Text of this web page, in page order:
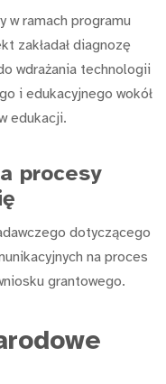
w ramach programu
zakładał diagnozę
wdrażania technologii
i edukacyjnego wokół
edukacji.
procesy
dotyczącego
na proces
grantowego.